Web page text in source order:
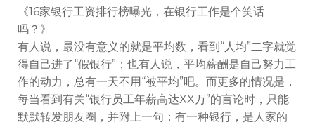
《16家银行工资排行榜曝光，在银行工作是个笑话
吗？》
有人说，最没有意义的就是平均数，看到“人均”二字就觉
得自己进了“假银行”；也有人说，平均薪酬是自己努力工
作的动力，总有一天不用“被平均”吧。而更多的情况是，
每当看到有关“银行员工年薪高达XX万”的言论时，只能
默默转发朋友圈，并附上一句：有一种银行，是人家的